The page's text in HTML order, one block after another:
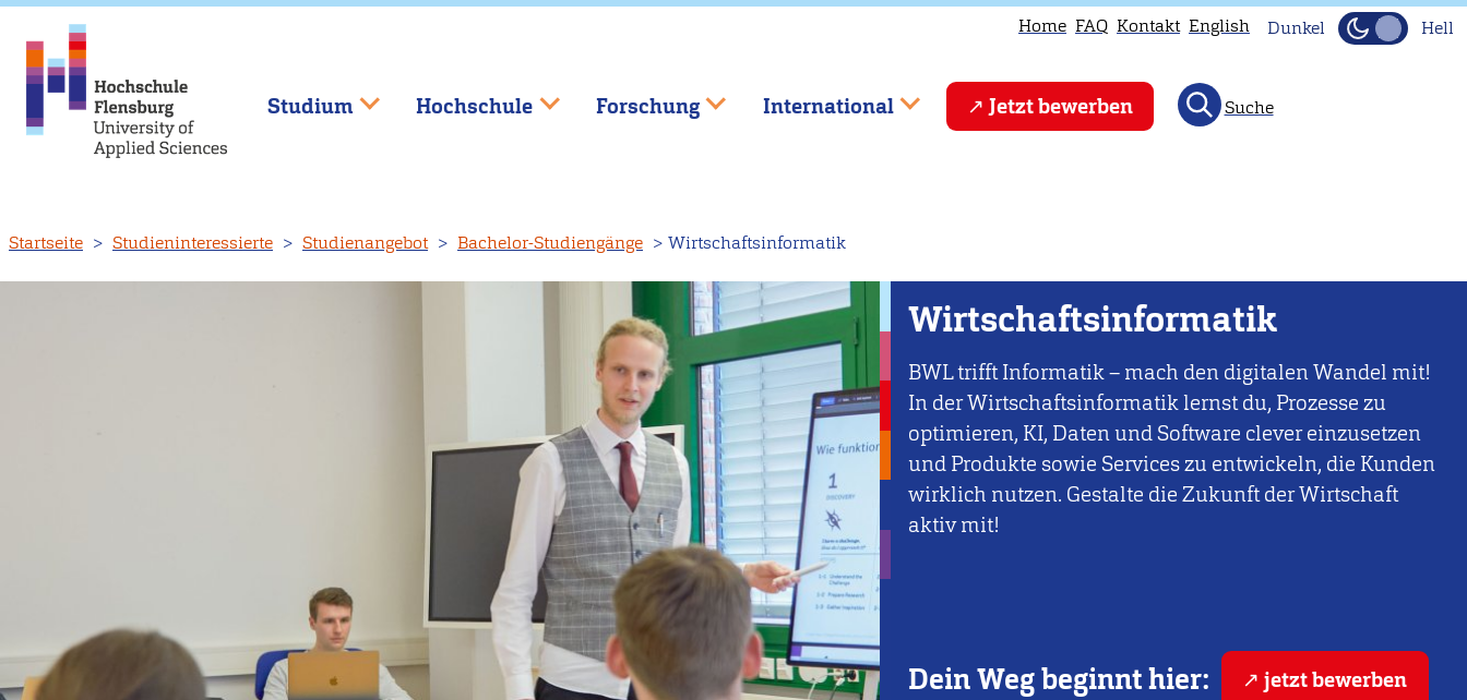
zum
Inhalt
Home FAQ Kontakt English Dunkel Hell
Studium Hochschule Forschung International Jetzt bewerben Suche
Startseite Studieninteressierte Studienangebot Bachelor-Studiengänge Wirtschaftsinformatik
Wirtschaftsinformatik
BWL trifft Informatik – mach den digitalen Wandel mit!
In der Wirtschaftsinformatik lernst du, Prozesse zu
optimieren, KI, Daten und Software clever einzusetzen
und Produkte sowie Services zu entwickeln, die Kunden
wirklich nutzen. Gestalte die Zukunft der Wirtschaft
aktiv mit!
Dein Weg beginnt hier: jetzt bewerben